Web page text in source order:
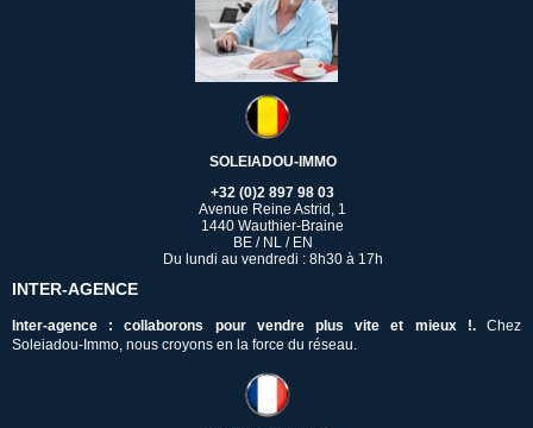
SOLEIADOU-IMMO
+32 (0)2 897 98 03
Avenue Reine Astrid, 1
1440 Wauthier-Braine
BE / NL / EN
Du lundi au vendredi : 8h30 à 17h
INTER-AGENCE
Inter-agence : collaborons pour vendre plus vite et mieux !. Chez
Soleiadou-Immo, nous croyons en la force du réseau.